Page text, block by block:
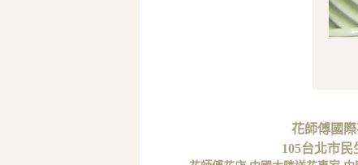
花師傅國
105台北市